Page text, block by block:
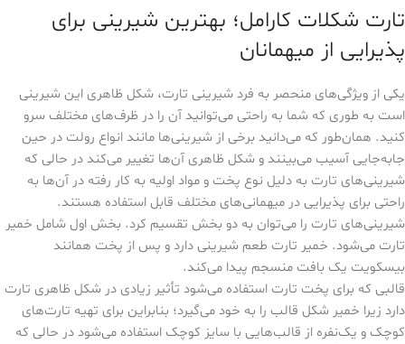
تارت شکلات کارامل؛ بهترین شیرینی برای
پذیرایی از میهمانان
یکی از ویژگی‌های منحصر به فرد شیرینی تارت، شکل ظاهری این شیرینی
است به طوری که شما به راحتی می‌توانید آن را در ظرف‌های مختلف سرو
کنید. همان‌طور که می‌دانید برخی از شیرینی‌ها مانند انواع رولت در حین
جابه‌جایی آسیب می‌بینند و شکل ظاهری آن‌ها تغییر می‌کند در حالی که
شیرینی‌های تارت‌ به دلیل نوع پخت و مواد اولیه به کار رفته در آن‌ها به
راحتی برای پذیرایی در میهمانی‌های مختلف قابل استفاده هستند.
شیرینی‌های تارت را می‌توان به دو بخش تقسیم کرد. بخش اول شامل خمیر
تارت می‌شود. خمیر تارت طعم شیرینی دارد و پس از پخت همانند
بیسکویت یک بافت منسجم پیدا می‌کند.
قالبی که برای پخت تارت استفاده می‌شود تأثیر زیادی در شکل ظاهری تارت
دارد زیرا خمیر شکل قالب را به خود می‌گیرد؛ بنابراین برای تهیه تارت‌های
کوچک و یک‌نفره از قالب‌هایی با سایز کوچک استفاده می‌شود در حالی که